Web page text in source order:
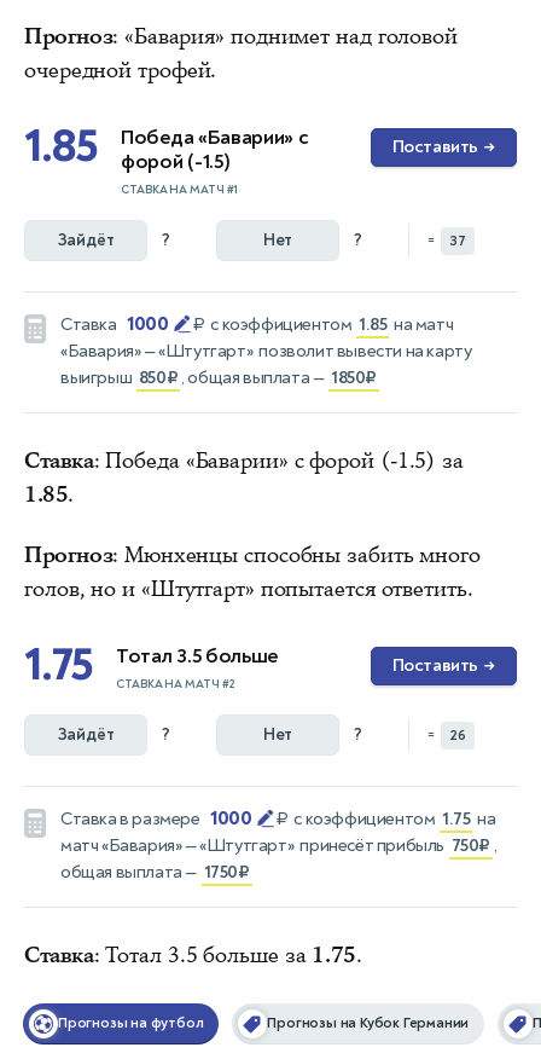
Прогноз: «Бавария» поднимет над головой
очередной трофей.
1.85
Победа «Баварии» с
форой (-1.5)
СТАВКА НА МАТЧ #1
Поставить →
Зайдёт ? Нет ? = 37
Ставка 1000 ₽ с коэффициентом 1.85 на матч
«Бавария» — «Штутгарт» позволит вывести на карту
выигрыш 850₽ , общая выплата — 1850₽
Ставка: Победа «Баварии» с форой (-1.5) за
1.85.
Прогноз: Мюнхенцы способны забить много
голов, но и «Штутгарт» попытается ответить.
1.75 Тотал 3.5 больше
СТАВКА НА МАТЧ #2
Поставить →
Зайдёт ? Нет ? = 26
Ставка в размере 1000 ₽ с коэффициентом 1.75 на
матч«Бавария» — «Штутгарт» принесёт прибыль 750₽ ,
общая выплата — 1750₽
Ставка: Тотал 3.5 больше за 1.75.
Прогнозы на футбол Прогнозы на Кубок Германии